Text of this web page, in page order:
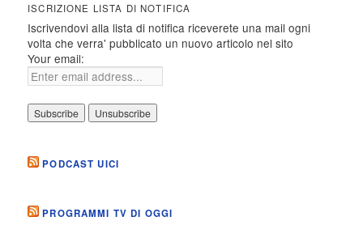
ISCRIZIONE LISTA DI NOTIFICA
Iscrivendovi alla lista di notifica riceverete una mail ogni
volta che verra' pubblicato un nuovo articolo nel sito
Your email:
PODCAST UICI
PROGRAMMI TV DI OGGI